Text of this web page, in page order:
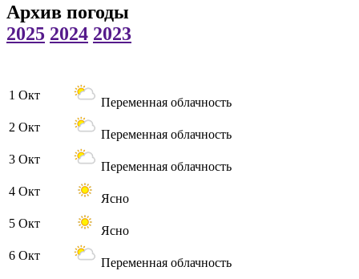
Архив погоды
2025 2024 2023
1 Окт
Переменная облачность
2 Окт
Переменная облачность
3 Окт
Переменная облачность
4 Окт
Ясно
5 Окт
Ясно
6 Окт
Переменная облачность